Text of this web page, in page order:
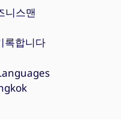
니스맨
록합니다